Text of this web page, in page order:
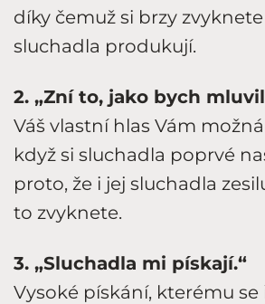
díky čemuž si brzy
sluchadla produkují.
2. „Zní to, jako bych
Váš vlastní hlas Vám
když si sluchadla poprvé
proto, že i jej sluchadla
to zvyknete.
3. „Sluchadla mi pískají.“
Vysoké pískání, kterému se